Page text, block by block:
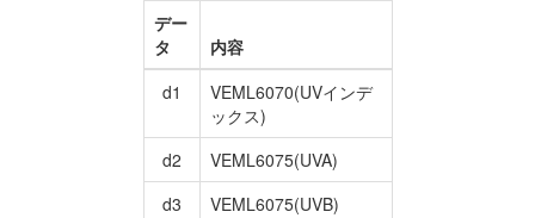
デー
タ
内容
d1
VEML6070(UVインデ
ックス)
d2
VEML6075(UVA)
d3
VEML6075(UVB)